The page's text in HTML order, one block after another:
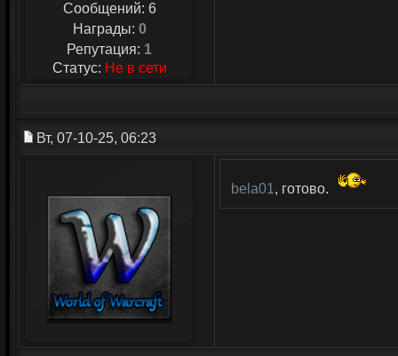
Сообщений: 6
Награды: 0
Репутация: 1
Статус: Не в сети
Вт, 07-10-25, 06:23
bela01 , готово.